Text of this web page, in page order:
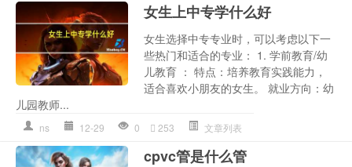
女生上中专学什么好
女生选择中专专业时，可以考虑以下一
些热门和适合的专业： 1. 学前教育/幼
儿教育 ： 特点：培养教育实践能力，
适合喜欢小朋友的女生。 就业方向：幼
儿园教师...
ns 12-29 0 253 文章列表
cpvc管是什么管